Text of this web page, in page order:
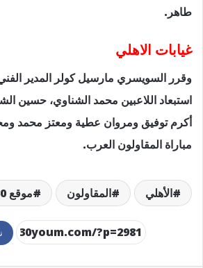
طاهر.
غيابات الاهلي
وقرر السويسري مارسيل كولر المدير الفني
استبعاد اللاعبين محمد الشناوي، حسين
أكرم توفيق ومروان عطية ومعتز محمد
مباراة المقاولون العرب.
الأهلي المقاولون موقع 30 يوم